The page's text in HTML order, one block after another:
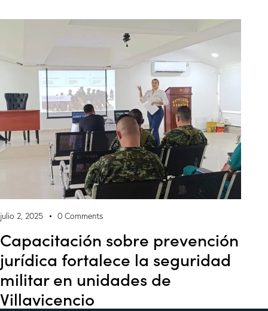
julio 2, 2025 0 Comments
Capacitación sobre prevención
jurídica fortalece la seguridad
militar en unidades de
Villavicencio